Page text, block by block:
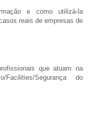
e como utilizá-la
reais de empresas de
que atuam na
Segurança do